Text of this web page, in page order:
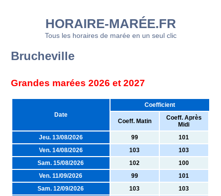
HORAIRE-MARÉE.FR
Tous les horaires de marée en un seul clic
Brucheville
Grandes marées 2026 et 2027
Date
Coefficient
Coeff. Matin
Coeff. Après
Midi
Jeu. 13/08/2026
99
101
Ven. 14/08/2026
103
103
Sam. 15/08/2026
102
100
Ven. 11/09/2026
99
101
Sam. 12/09/2026
103
103